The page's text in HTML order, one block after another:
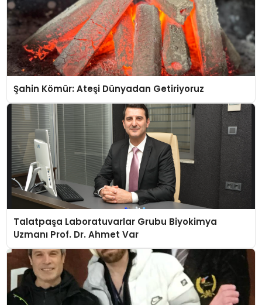
Şahin Kömür: Ateşi Dünyadan Getiriyoruz
Talatpaşa Laboratuvarlar Grubu Biyokimya
Uzmanı Prof. Dr. Ahmet Var